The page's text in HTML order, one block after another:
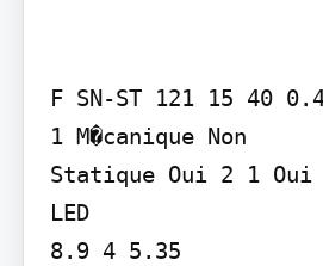
F SN-ST 121 15 40
1 M�canique Non
Statique Oui 2 1 Oui
LED
8.9 4 5.35